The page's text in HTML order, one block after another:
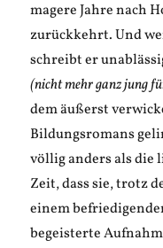
magere Jahre nach
zurückkehrt. Und
schreibt er
(nicht mehr ganz jung
dem äußerst
Bildungsromans
völlig anders als
Zeit, dass sie, trotz
einem
begeisterte